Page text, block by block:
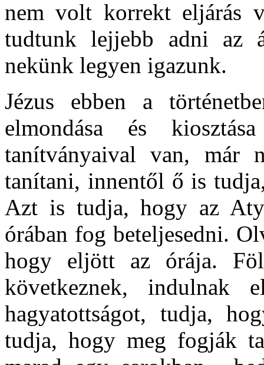
nem volt korrekt eljárás
tudtunk lejjebb adni az
nekünk legyen igazunk.
Jézus ebben a
elmondása és
tanítványaival van, már
tanítani, innentől ő is
Azt is tudja, hogy az
órában fog beteljesedni.
hogy eljött az órája.
következnek,
hagyatottságot, tudja,
tudja, hogy meg fogják